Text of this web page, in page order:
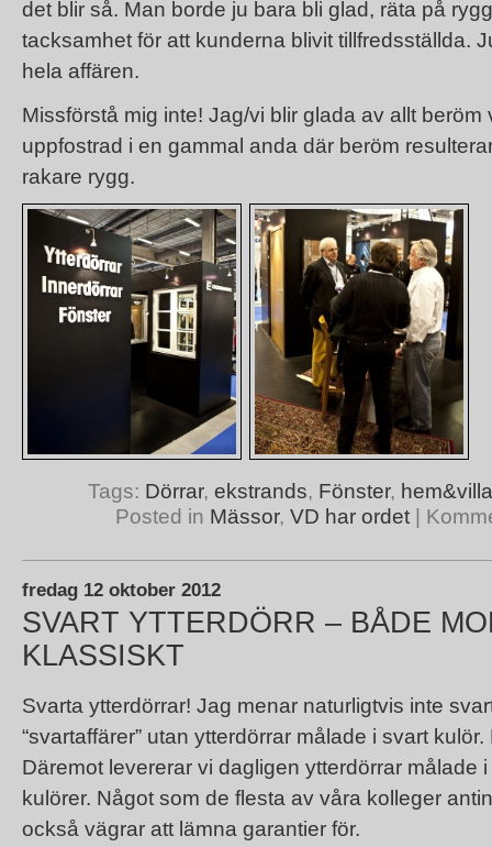
det blir så. Man borde ju bara bli glad, räta på
tacksamhet för att kunderna blivit tillfredsställda.
hela affären.
Missförstå mig inte! Jag/vi blir glada av allt beröm
uppfostrad i en gammal anda där beröm
rakare rygg.
Tags: Dörrar, ekstrands, Fönster, hem&villa
Posted in Mässor, VD har ordet |
fredag 12 oktober 2012
SVART YTTERDÖRR – BÅDE
KLASSISKT
Svarta ytterdörrar! Jag menar naturligtvis inte
“svartaffärer” utan ytterdörrar målade i svart
Däremot levererar vi dagligen ytterdörrar målade
kulörer. Något som de flesta av våra kolleger
också vägrar att lämna garantier för.